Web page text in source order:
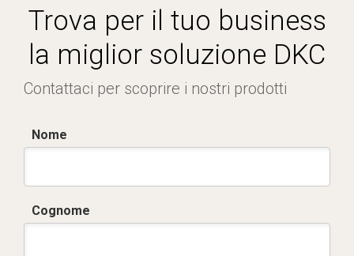
Trova per il tuo business
la miglior soluzione DKC
Contattaci per scoprire i nostri prodotti
Nome
Cognome